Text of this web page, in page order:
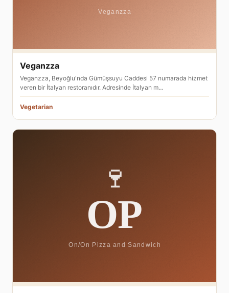
Veganzza
Veganzza, Beyoğlu'nda Gümüşsuyu Caddesi 57 numarada hizmet
veren bir İtalyan restoranıdır. Adresinde İtalyan m…
Vegetarian